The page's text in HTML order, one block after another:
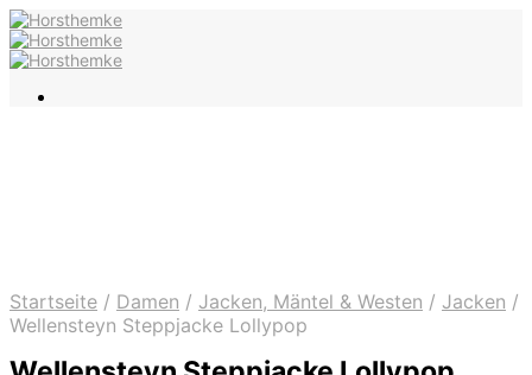
Startseite / Damen / Jacken, Mäntel & Westen / Jacken /
Wellensteyn Steppjacke Lollypop